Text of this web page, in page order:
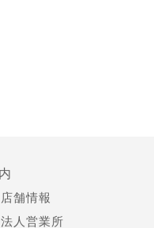
店舗情報
法人営業所